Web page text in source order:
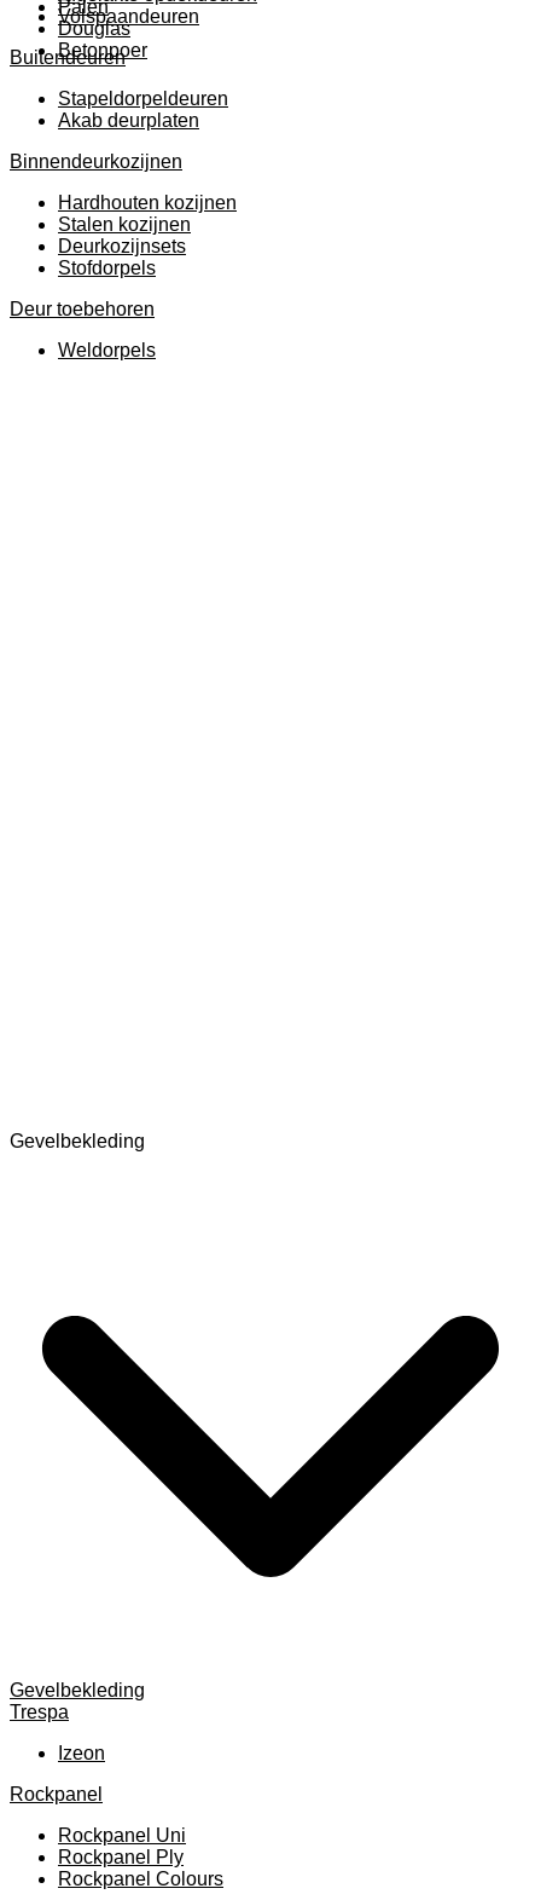
Palen
Douglas
Betonpoer
Volspaandeuren
Buitendeuren
Stapeldorpeldeuren
Akab deurplaten
Binnendeurkozijnen
Hardhouten kozijnen
Stalen kozijnen
Deurkozijnsets
Stofdorpels
Deur toebehoren
Weldorpels
Gevelbekleding
Gevelbekleding
Trespa
Izeon
Rockpanel
Rockpanel Uni
Rockpanel Ply
Rockpanel Colours